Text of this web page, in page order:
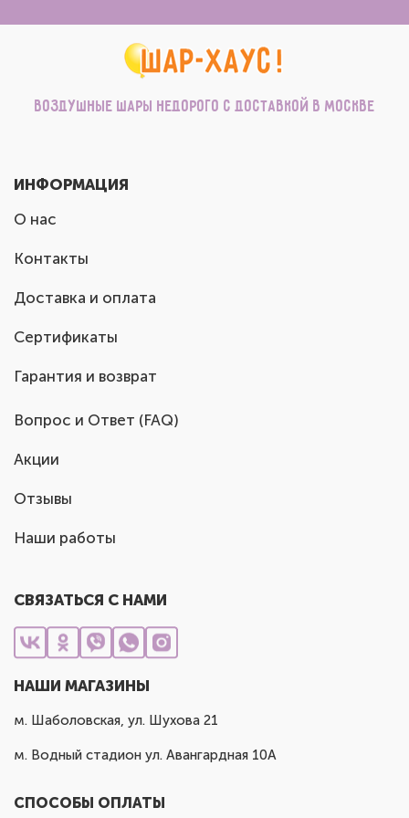
Воздушные шары недорого с доставкой в Москве
ИНФОРМАЦИЯ
О нас
Контакты
Доставка и оплата
Сертификаты
Гарантия и возврат
Вопрос и Ответ (FAQ)
Акции
Отзывы
Наши работы
СВЯЗАТЬСЯ С НАМИ
НАШИ МАГАЗИНЫ
м. Шаболовская, ул. Шухова 21
м. Водный стадион ул. Авангардная 10А
СПОСОБЫ ОПЛАТЫ